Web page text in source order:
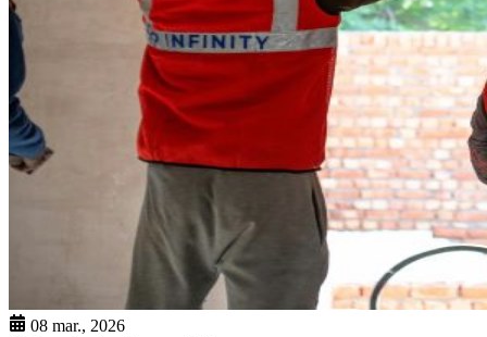
08 mar., 2026